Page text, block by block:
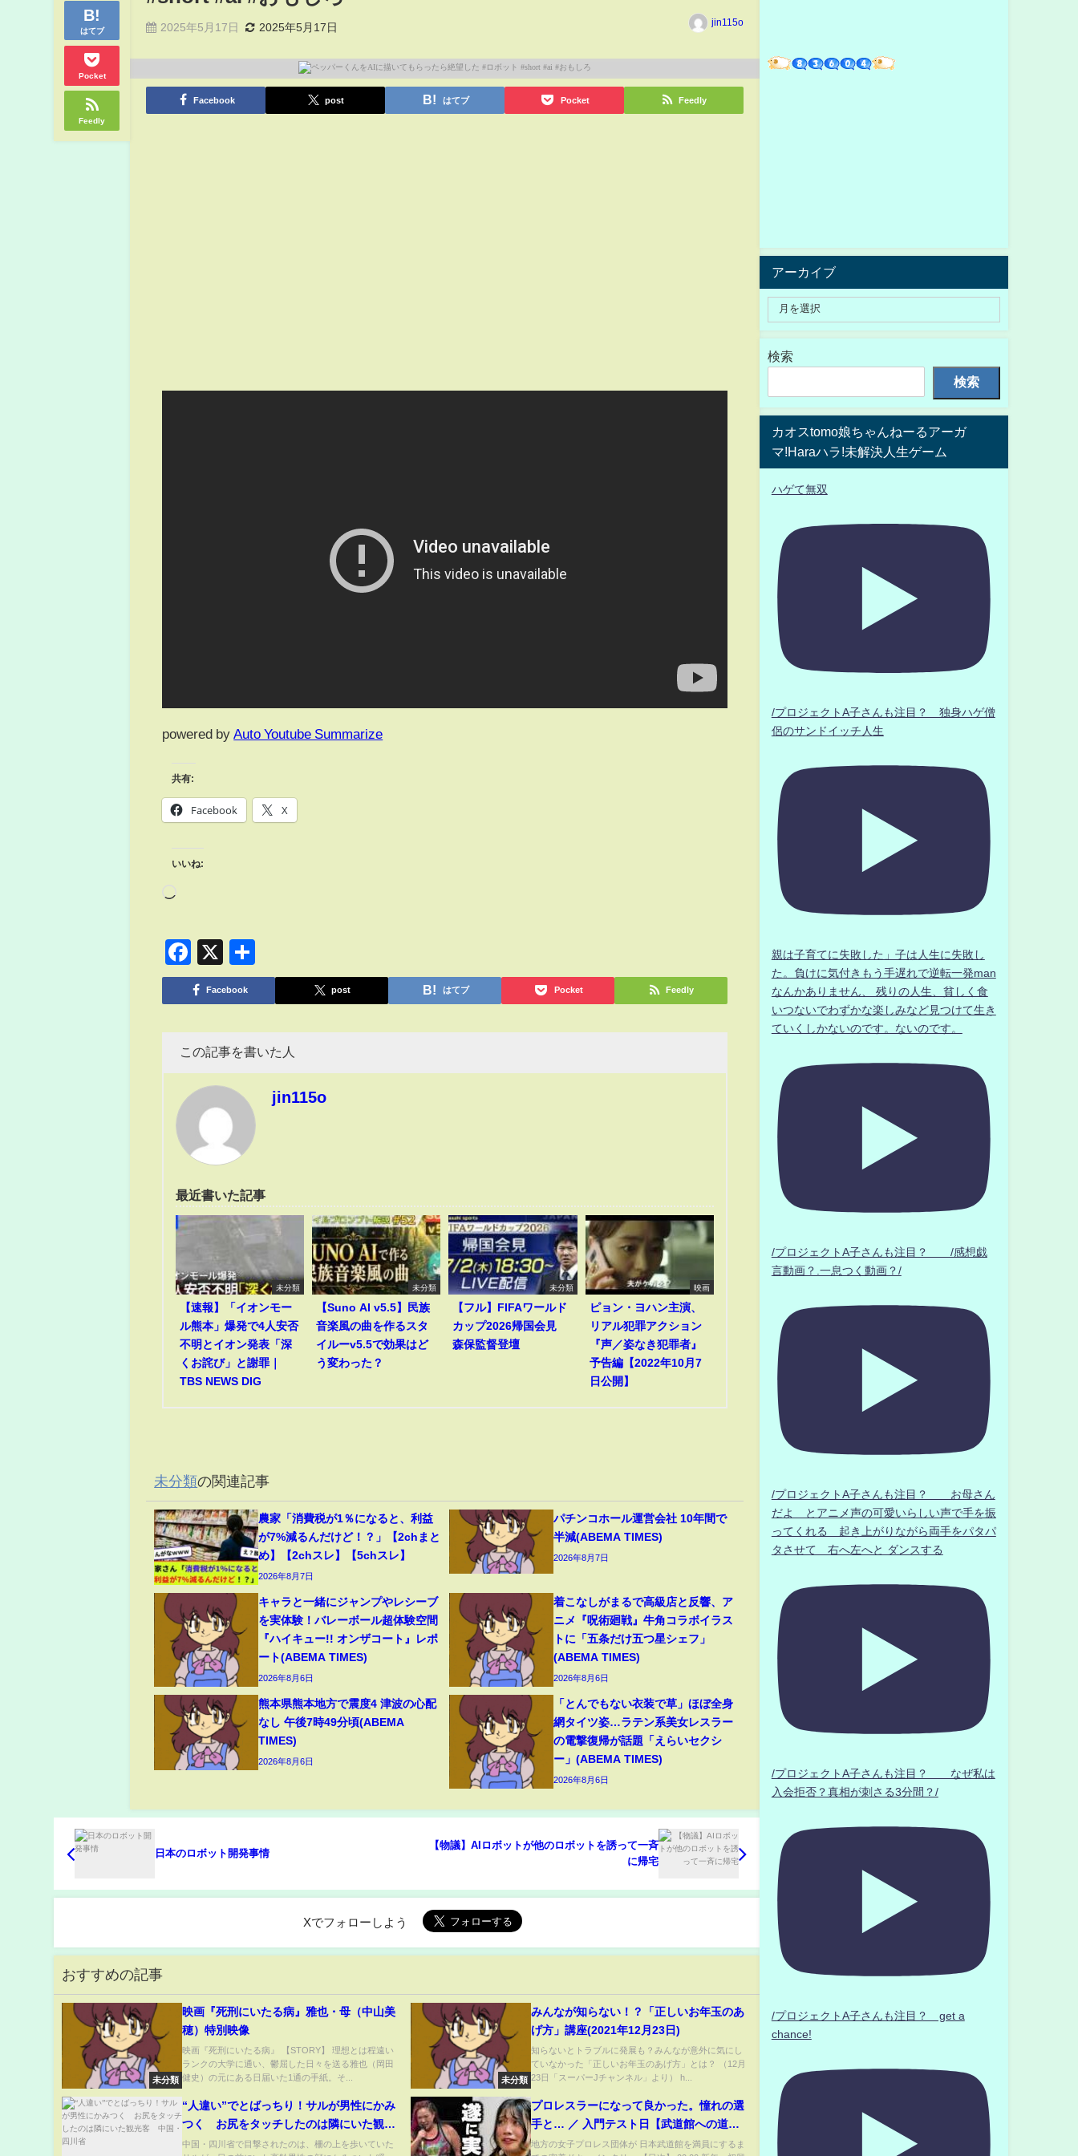
はてブ
Pocket
Feedly
2025年5月17日 2025年5月17日 jin115o
Facebook post はてブ Pocket Feedly
powered by Auto Youtube Summarize
共有:
Facebook X
いいね:
Facebook
X
有
Facebook post はてブ Pocket Feedly
この記事を書いた人
jin115o
最近書いた記事
未分類
【速報】「イオンモー
ル熊本」爆発で4人安否
不明とイオン発表「深
くお詫び」と謝罪｜
TBS NEWS DIG
未分類
【Suno AI v5.5】民族
音楽風の曲を作るスタ
イルーv5.5で効果はど
う変わった？
未分類
【フル】FIFAワールド
カップ2026帰国会見
森保監督登壇
映画
ピョン・ヨハン主演、
リアル犯罪アクション
『声／姿なき犯罪者』
予告編【2022年10月7
日公開】
未分類の関連記事
農家「消費税が1％になると、利益
が7%減るんだけど！？」【2chまと
め】【2chスレ】【5chスレ】
2026年8月7日
パチンコホール運営会社 10年間で
半減(ABEMA TIMES)
2026年8月7日
キャラと一緒にジャンプやレシーブ
を実体験！バレーボール超体験空間
『ハイキュー!! オンザコート』レポ
ート(ABEMA TIMES)
2026年8月6日
着こなしがまるで高級店と反響、ア
ニメ『呪術廻戦』牛角コラボイラス
トに「五条だけ五つ星シェフ」
(ABEMA TIMES)
2026年8月6日
熊本県熊本地方で震度4 津波の心配
なし 午後7時49分頃(ABEMA
TIMES)
2026年8月6日
「とんでもない衣装で草」ほぼ全身
網タイツ姿…ラテン系美女レスラー
の電撃復帰が話題「えらいセクシ
ー」(ABEMA TIMES)
2026年8月6日
日本のロボット開発事情
【物議】AIロボットが他のロボットを誘って一斉
に帰宅
Xでフォローしよう
おすすめの記事
未分類
映画『死刑にいたる病』雅也・母（中山美
穂）特別映像
映画『死刑にいたる病』 【STORY】 理想とは程遠い
ランクの大学に通い、鬱屈した日々を送る雅也（岡田
健史）の元にある日届いた1通の手紙。そ...
未分類
みんなが知らない！？「正しいお年玉のあ
げ方」講座(2021年12月23日)
知らないとトラブルに発展も？みんなが意外に気にし
ていなかった「正しいお年玉のあげ方」とは？ （12月
23日「スーパーJチャンネル」より） h...
“人違い”でとばっちり！サルが男性にかみ
つく お尻をタッチしたのは隣にいた観光
客 中国・四川省
中国・四川省で目撃されたのは、柵の上を歩いていた
プロレスラーになって良かった。憧れの選
手と… ／ 入門テスト日【武道館への道
Ep.9】
地方の女子プロレス団体が 日本武道館を満員にするま
アーカイブ
検索
検索
カオスtomo娘ちゃんねーるアーガ
マ!Haraハラ!未解決人生ゲーム
ハゲて無双
/プロジェクトA子さんも注目？ 独身ハゲ僧
侶のサンドイッチ人生
親は子育てに失敗した」子は人生に失敗し
た。負けに気付きもう手遅れで逆転一発man
なんかありません、 残りの人生、貧しく食
いつないでわずかな楽しみなど見つけて生き
ていくしかないのです。ないのです。
/プロジェクトA子さんも注目？ /感想戯
言動画？.一息つく動画？/
/プロジェクトA子さんも注目？ お母さん
だよ とアニメ声の可愛いらしい声で手を振
ってくれる 起き上がりながら両手をパタパ
タさせて 右へ左へと ダンスする
/プロジェクトA子さんも注目？ なぜ私は
入会拒否？真相が刺さる3分間？/
/プロジェクトA子さんも注目？ get a
chance!